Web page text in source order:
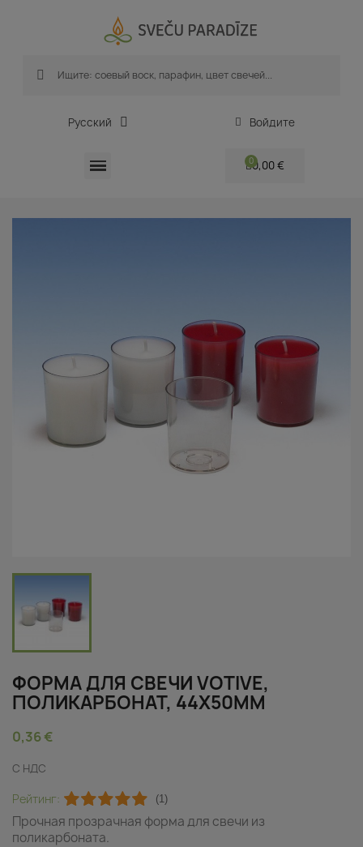
Русский Войдите
0,00 €
ФОРМА ДЛЯ СВЕЧИ VOTIVE,
ПОЛИКАРБОНАТ, 44X50MM
0,36 €
С НДС
Рейтинг: (1)
Прочная прозрачная форма для свечи из
поликарбоната.